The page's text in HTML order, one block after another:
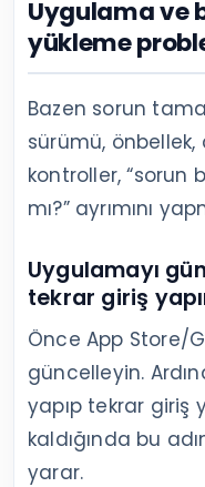
Uygulama ve
yükleme
Bazen sorun
sürümü, önbellek,
kontroller, “sorun
mı?” ayrımını
Uygulamayı
tekrar giriş
Önce App Store/
güncelleyin.
yapıp tekrar giriş
kaldığında bu
yarar.